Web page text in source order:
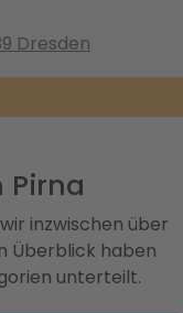
Dresden
Pirna
inzwischen über
Überblick haben
unterteilt.